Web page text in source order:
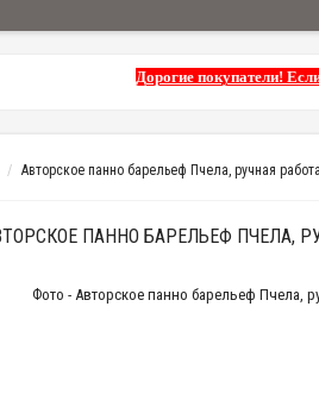
Дорогие покупатели!
Авторское панно барельеф Пчела, ручная работа
ПАННО БАРЕЛЬЕФ ПЧЕЛА,